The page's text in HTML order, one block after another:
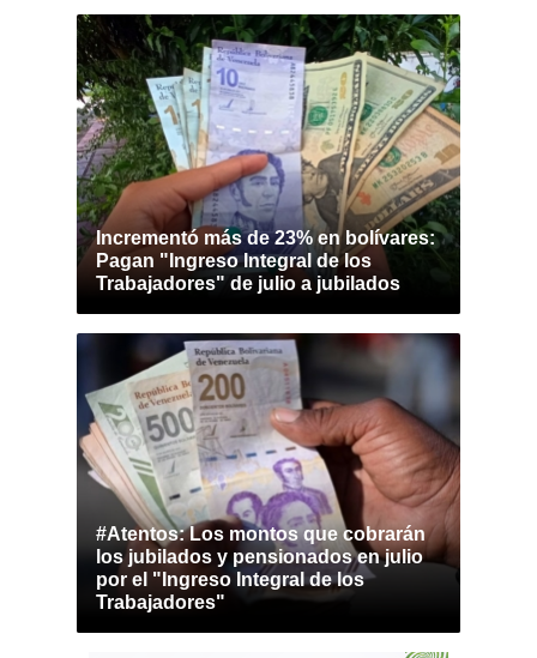
Incrementó más de 23% en bolívares:
Pagan "Ingreso Integral de los
Trabajadores" de julio a jubilados
#Atentos: Los montos que cobrarán
los jubilados y pensionados en julio
por el "Ingreso Integral de los
Trabajadores"